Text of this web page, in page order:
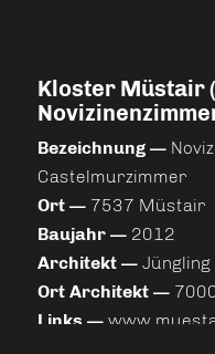
Kloster Müstair
Bezeichnung —
Castelmurzimmer
Ort —7537 Müstair
Baujahr —2012
Architekt —Jüngling
Ort Architekt —
Links —